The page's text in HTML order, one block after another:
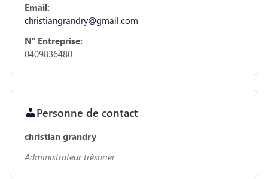
Email:
christiangrandry@gmail.com
N° Entreprise:
0409836480
Personne de contact
christian grandry
Administrateur trésorier